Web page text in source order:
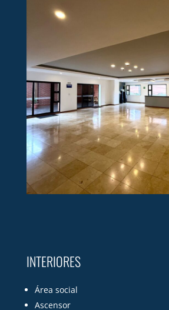
INTERIORES
Área social
Ascensor